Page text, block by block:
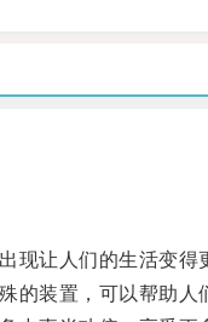
让人们的生活变得
装置，可以帮助人